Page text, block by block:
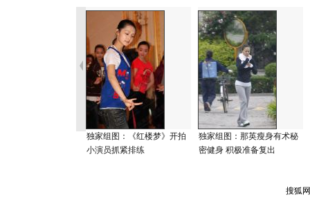
独家组图：《红楼梦》开拍
小演员抓紧排练
独家组图：那英瘦身有术秘
密健身 积极准备复出